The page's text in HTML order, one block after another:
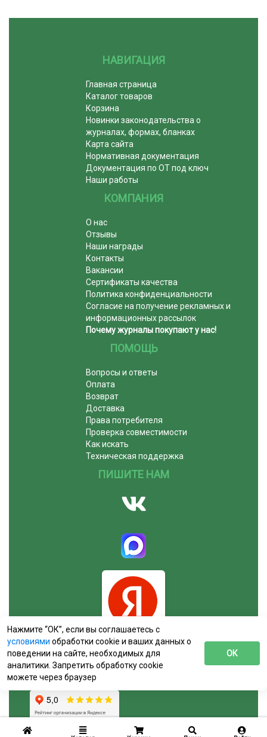
НАВИГАЦИЯ
Главная страница
Каталог товаров
Корзина
Новинки законодательства о
журналах, формах, бланках
Карта сайта
Нормативная документация
Документация по ОТ под ключ
Наши работы
КОМПАНИЯ
О нас
Отзывы
Наши награды
Контакты
Вакансии
Сертификаты качества
Политика конфиденциальности
Согласие на получение рекламных и
информационных рассылок
Почему журналы покупают у нас!
ПОМОЩЬ
Вопросы и ответы
Оплата
Возврат
Доставка
Права потребителя
Проверка совместимости
Как искать
Техническая поддержка
ПИШИТЕ НАМ
Нажмите “ОК”, если вы соглашаетесь с
условиями обработки cookie и ваших данных о
поведении на сайте, необходимых для
аналитики. Запретить обработку cookie
можете через браузер
ОК